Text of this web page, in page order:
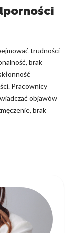
trudności
brak
Pracownicy
objawów
brak